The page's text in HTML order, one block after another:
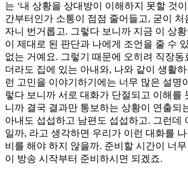
는 ‘내 상황을 상대방이 이해하지 못할 것
간부터인가 소통이 점점 줄어들고, 굳이
자니 번거롭고. 그렇다 보니까 지금 이 상
이 제대로 된 판단과 나에게 조언을 줄 수
없는 거예요. 그렇기 때문에 오히려 직장
더라도 집에 있는 아내와, 나와 같이 생활하
런 고민을 이야기하기에는 너무 많은 설명
렇다 보니까 서로 대화가 단절되고 이해를
니까 결국 결과만 통보하는 상황이 연출되
아내도 섭섭하고 남편도 섭섭하고. 그런데
일까, 라고 생각하면 우리가 이런 대화를
비를 해야 하지 않을까. 준비할 시간이 너
이 방송 시작부터 준비하시면 되겠죠.